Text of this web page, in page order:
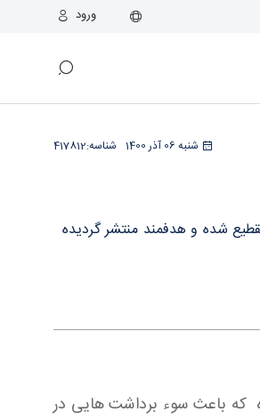
ورود
شنبه 06 آذر 1400 417812شناسه:
شده و هدفمند منتشر گردیده
که باعث سوء برداشت هایی در